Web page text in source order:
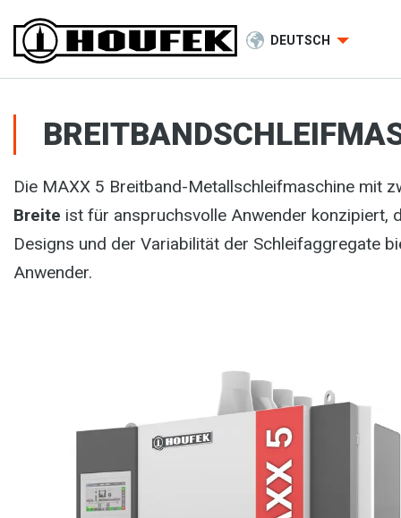
DEUTSCH
Die MAXX 5 Breitband-Metallschleifmaschine mit
Breite ist für anspruchsvolle Anwender konzipiert,
Designs und der Variabilität der Schleifaggregate
Anwender.